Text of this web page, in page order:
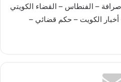
– الفنطاس – القضاء الكويتي
أخبار الكويت – حكم قضائي –